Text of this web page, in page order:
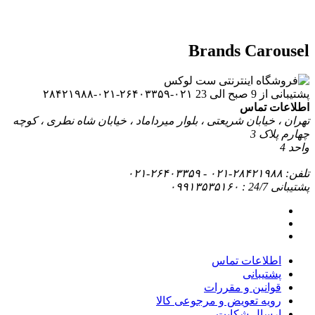
۰۲۱-۲۶۴۰۳۳۵۹-۰۲۱-۲۸۴۲۱۹۸۸
، بلوار میرداماد ، خیابان شاه نطری ، کوچه
و مرجوعی کالا